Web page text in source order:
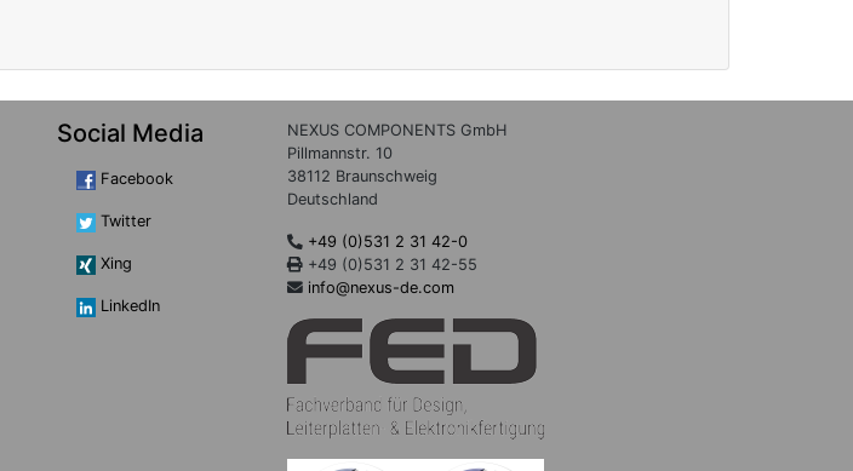
Social Media
Facebook
Twitter
Xing
LinkedIn
NEXUS COMPONENTS GmbH
Pillmannstr. 10
38112 Braunschweig
Deutschland
+49 (0)531 2 31 42-0
+49 (0)531 2 31 42-55
info@nexus-de.com